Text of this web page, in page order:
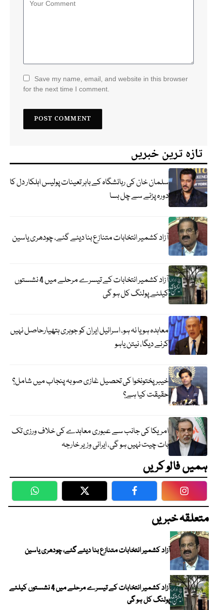
Save my name, email, and website in this browser
for the next time I comment.
تازہ ترین خبریں
سلمان خان کی رہائشگاہ کے باہر تعینات پولیس اہلکار دل کا
دورہ پڑنے سے چل بسا
آزاد کشمیر انتخابات متنازع بنا دیئے گئے، چودھری یاسین
آزاد کشمیر انتخابات کے تیسرے مرحلے میں 4 نشستوں
کیلئے پولنگ کل ہو گی
معاہدہ ہو یا نہ ہو، اسرائیل ایران کو جوہری ہتھیارحاصل نہیں
کرنے دیگا، نیتن یاہو
خیبر پختونخوا کی تحصیل غازی صوبہ پنجاب میں شامل؟
حقیقت کیا ہے؟
امریکا کی جانب سے عبوری معاہدے کی خلاف ورزی تک
بات چیت نہیں ہو گی، ایرانی وزیر خارجہ
ہمیں فالو کریں
WhatsApp Twitter Facebook
متعلقہ خبریں
آزاد کشمیر انتخابات متنازع بنا دیئے گئے، چودھری یاسین
آزاد کشمیر انتخابات کے تیسرے مرحلے میں 4 نشستوں کیلئے
پولنگ کل ہو گی